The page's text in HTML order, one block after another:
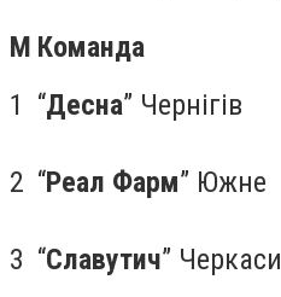
М Команда
1
“Десна” Чернігів
2 “Реал Фарм” Южне
3 “Славутич” Черкаси